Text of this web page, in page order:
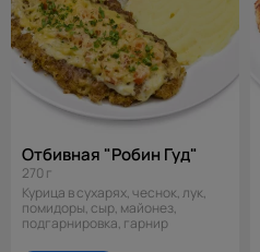
Отбивная "Робин Гуд"
270 г
Курица в сухарях, чеснок, лук,
помидоры, сыр, майонез,
подгарнировка, гарнир